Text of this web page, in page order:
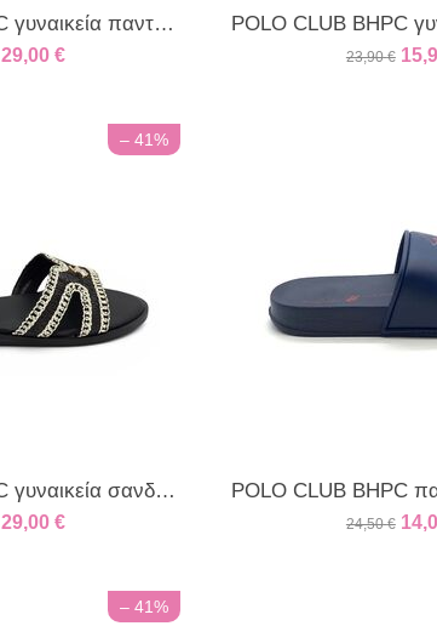
POLO CLUB BHPC γυναικεία παντόφλα μαύρη
29,00 € 23,90 €
– 41%
POLO CLUB BHPC γυναικεία σανδάλια μαύρα
29,00 € 24,50 €
– 41%